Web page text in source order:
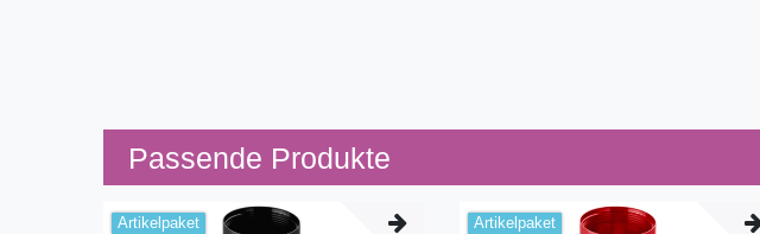
Passende Produkte
Artikelpaket Artikelpaket